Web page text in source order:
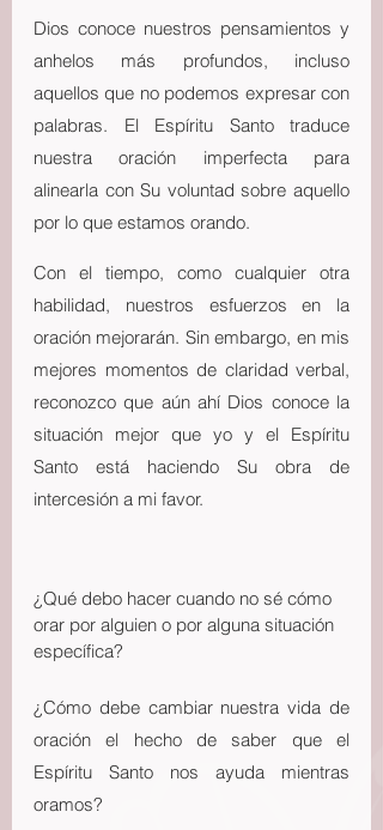
Dios conoce nuestros pensamientos y
anhelos más profundos, incluso
aquellos que no podemos expresar con
palabras. El Espíritu Santo traduce
nuestra oración imperfecta para
alinearla con Su voluntad sobre aquello
por lo que estamos orando.
Con el tiempo, como cualquier otra
habilidad, nuestros esfuerzos en la
oración mejorarán. Sin embargo, en mis
mejores momentos de claridad verbal,
reconozco que aún ahí Dios conoce la
situación mejor que yo y el Espíritu
Santo está haciendo Su obra de
intercesión a mi favor.
¿Qué debo hacer cuando no sé cómo
orar por alguien o por alguna situación
específica?
¿Cómo debe cambiar nuestra vida de
oración el hecho de saber que el
Espíritu Santo nos ayuda mientras
oramos?